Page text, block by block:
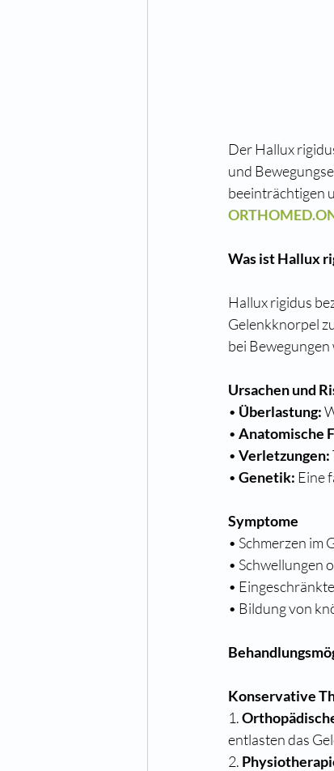
Der Hallux
und
beeinträchtigen
Was ist Hallux
Hallux rigidus
Gelenkknorpel
bei
Ursachen und
• Überlastung:
• Anatomische
• Verletzungen:
• Genetik: Eine
Symptome
• Schmerzen im
• Schwellungen
•
• Bildung von
Konservative
1.
entlasten das
2.